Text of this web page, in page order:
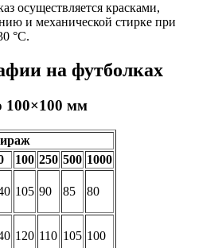
осуществляется красками,
и механической стирке при
°С.
на футболках
100×100 мм
100 250 500 1000
105 90 85 80
120 110 105 100